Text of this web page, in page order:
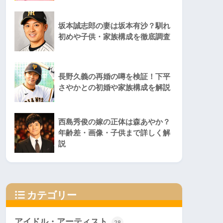
坂本誠志郎の妻は坂本有沙？馴れ
初めや子供・家族構成を徹底調査
長野久義の再婚の噂を検証！下平
さやかとの初婚や家族構成を解説
西島秀俊の嫁の正体は森あやか？
年齢差・画像・子供まで詳しく解
説
カテゴリー